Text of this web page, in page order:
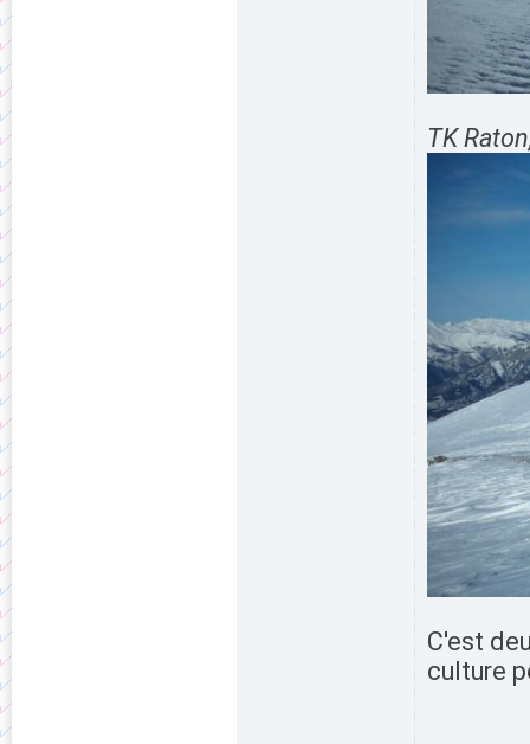
TK
C'est
culture